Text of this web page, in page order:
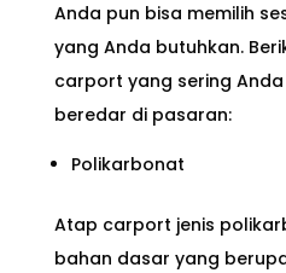
Anda pun bisa memilih
yang Anda butuhkan.
carport yang sering
beredar di pasaran:
Polikarbonat
Atap carport jenis
bahan dasar yang